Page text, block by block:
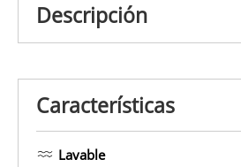
Descripción
Características
Lavable